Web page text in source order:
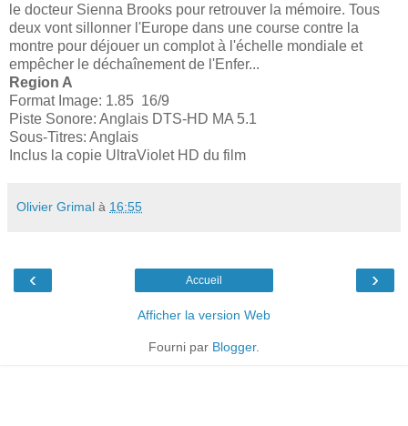
le docteur Sienna Brooks pour retrouver la mémoire. Tous
deux vont sillonner l'Europe dans une course contre la
montre pour déjouer un complot à l'échelle mondiale et
empêcher le déchaînement de l'Enfer...
Region A
Format Image: 1.85 16/9
Piste Sonore: Anglais DTS-HD MA 5.1
Sous-Titres: Anglais
Inclus la copie UltraViolet HD du film
Olivier Grimal à 16:55
‹ ›
Accueil
Afficher la version Web
Fourni par Blogger.